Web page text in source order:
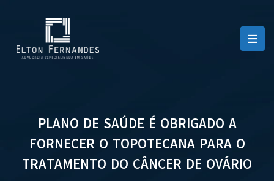
PLANO DE SAÚDE É OBRIGADO A
FORNECER O TOPOTECANA PARA O
TRATAMENTO DO CÂNCER DE OVÁRIO